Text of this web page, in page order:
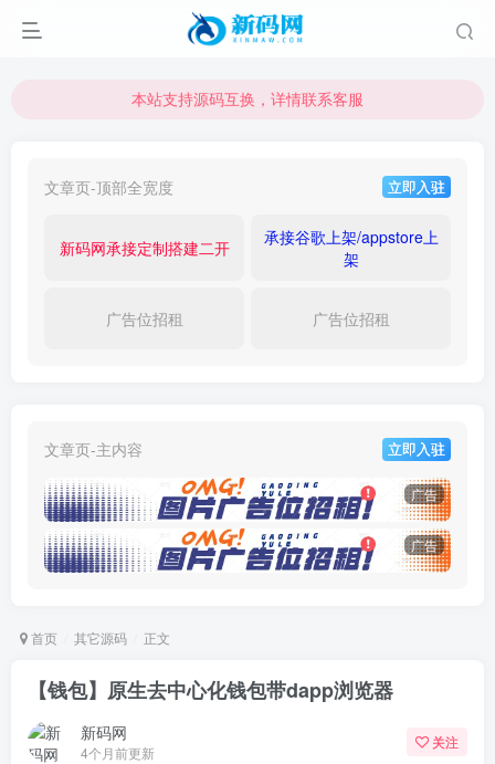
本站支持源码互换，详情联系客服
本站支持源码互换，详情联系客服
文章页-顶部全宽度 立即入驻
新码网承接定制搭建二开
承接谷歌上架/appstore上
架
广告位招租 广告位招租
文章页-主内容 立即入驻
广告
广告
首页 其它源码 正文
【钱包】原生去中心化钱包带dapp浏览器
新码网
4个月前更新
关注